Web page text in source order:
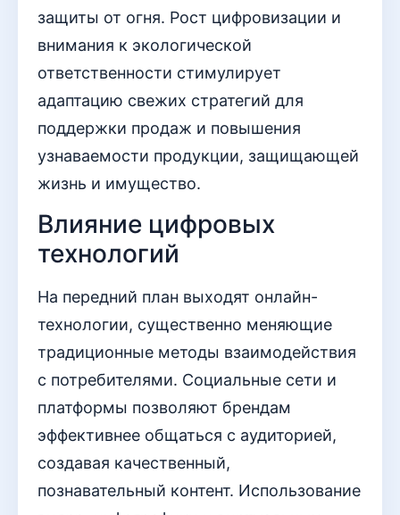
защиты от огня. Рост цифровизации и
внимания к экологической
ответственности стимулирует
адаптацию свежих стратегий для
поддержки продаж и повышения
узнаваемости продукции, защищающей
жизнь и имущество.
Влияние цифровых
технологий
На передний план выходят онлайн-
технологии, существенно меняющие
традиционные методы взаимодействия
с потребителями. Социальные сети и
платформы позволяют брендам
эффективнее общаться с аудиторией,
создавая качественный,
познавательный контент. Использование